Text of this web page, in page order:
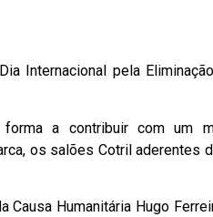
Internacional pela
a contribuir com um
os salões Cotril aderentes
Causa Humanitária Hugo